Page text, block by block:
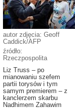
autor zdjęcia: Geoff
Caddick/AFP
źródło:
Rzeczpospolita
Liz Truss – po
mianowaniu szefem
partii torysów i tym
samym premierem – z
kanclerzem skarbu
Nadhimem Zahawim